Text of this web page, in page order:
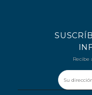
Recibe